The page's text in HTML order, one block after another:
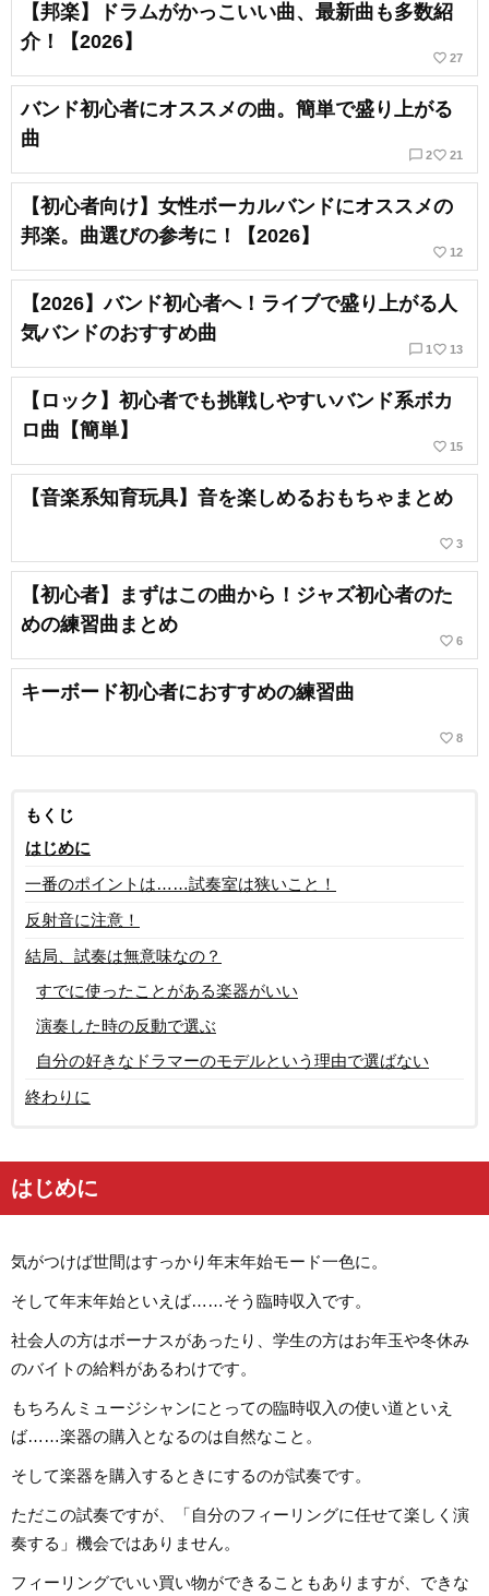
【邦楽】ドラムがかっこいい曲、最新曲も多数紹
介！【2026】
favorite_border 27
バンド初心者にオススメの曲。簡単で盛り上がる
曲
chat_bubble_outline 2favorite_border 21
【初心者向け】女性ボーカルバンドにオススメの
邦楽。曲選びの参考に！【2026】
favorite_border 12
【2026】バンド初心者へ！ライブで盛り上がる人
気バンドのおすすめ曲
chat_bubble_outline 1 favorite_border 13
【ロック】初心者でも挑戦しやすいバンド系ボカ
ロ曲【簡単】
favorite_border 15
【音楽系知育玩具】音を楽しめるおもちゃまとめ
favorite_border 3
【初心者】まずはこの曲から！ジャズ初心者のた
めの練習曲まとめ
favorite_border 6
キーボード初心者におすすめの練習曲
favorite_border 8
もくじ
はじめに
一番のポイントは……試奏室は狭いこと！
反射音に注意！
結局、試奏は無意味なの？
すでに使ったことがある楽器がいい
演奏した時の反動で選ぶ
自分の好きなドラマーのモデルという理由で選ばない
終わりに
はじめに
気がつけば世間はすっかり年末年始モード一色に。
そして年末年始といえば……そう臨時収入です。
社会人の方はボーナスがあったり、学生の方はお年玉や冬休み
のバイトの給料があるわけです。
もちろんミュージシャンにとっての臨時収入の使い道といえ
ば……楽器の購入となるのは自然なこと。
そして楽器を購入するときにするのが試奏です。
ただこの試奏ですが、「自分のフィーリングに任せて楽しく演
奏する」機会ではありません。
フィーリングでいい買い物ができることもありますが、できな